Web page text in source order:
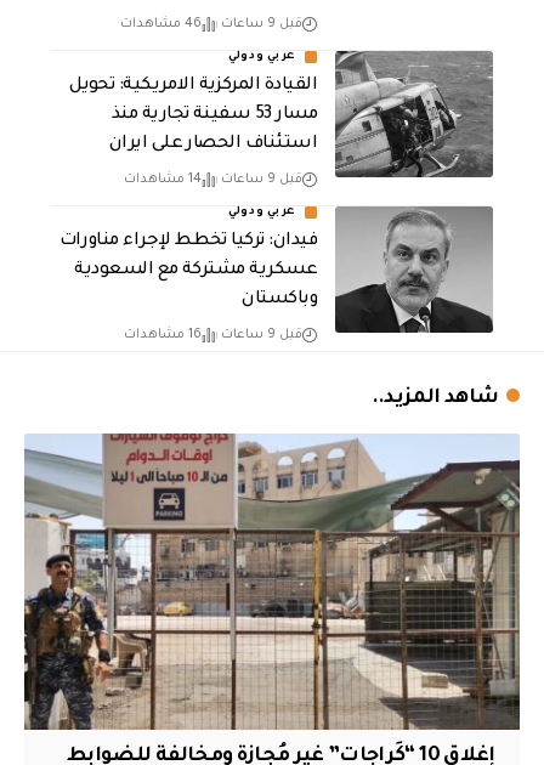
قبل 9 ساعات 46 مشاهدات
عربي ودولي
القيادة المركزية الامريكية: تحويل
مسار 53 سفينة تجارية منذ
استئناف الحصار على ايران
قبل 9 ساعات 14 مشاهدات
عربي ودولي
فيدان: تركيا تخطط لإجراء مناورات
عسكرية مشتركة مع السعودية
وباكستان
قبل 9 ساعات 16 مشاهدات
شاهد المزيد..
إغلاق 10 “كَراجات” غير مُجازة ومخالفة للضوابط